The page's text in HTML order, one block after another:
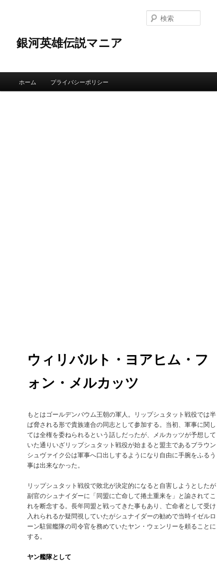
銀河英雄伝説マニア
索
メインコンテンツへ移動
サブコンテンツへ移動
ホーム プライバシーポリシー
ウィリバルト・ヨアヒム・フ
ォン・メルカッツ
もとはゴールデンバウム王朝の軍人。リップシュタット戦役では半
ば脅される形で貴族連合の同志として参加する。当初、軍事に関し
ては全権を委ねられるという話しだったが、メルカッツが予想して
いた通りいざリップシュタット戦役が始まると盟主であるブラウン
シュヴァイク公は軍事へ口出しするようになり自由に手腕をふるう
事は出来なかった。
リップシュタット戦役で敗北が決定的になると自害しようとしたが
副官のシュナイダーに「同盟に亡命して捲土重来を」と諭されてこ
れを断念する。長年同盟と戦ってきた事もあり、亡命者として受け
入れられるか疑問視していたがシュナイダーの勧めで当時イゼルロ
ーン駐留艦隊の司令官を務めていたヤン・ウェンリーを頼ることに
する。
ヤン艦隊として